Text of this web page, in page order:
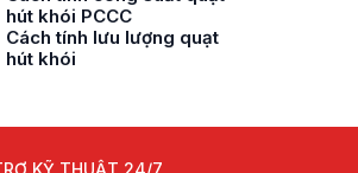
hút khói PCCC
Cách tính lưu lượng quạt
hút khói
KỸ THUẬT 24/7